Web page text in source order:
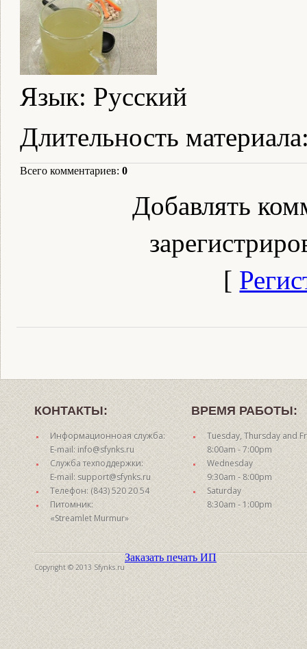
Язык: Русский
Длительность материала
Всего комментариев: 0
Добавлять
[
КОНТАКТЫ:
Информационноая служба:
E-mail: info@sfynks.ru
Служба техподдержки:
E-mail: support@sfynks.ru
Телефон: (843) 520 20 54
Питомник:
«Streamlet Murmur»
ВРЕМЯ РАБОТЫ:
Tuesday, Thursday and
8:00am - 7:00pm
Wednesday
9:30am - 8:00pm
Saturday
8:30am - 1:00pm
Copyright © 2013 Sfynks.ru
Заказать печать ИП